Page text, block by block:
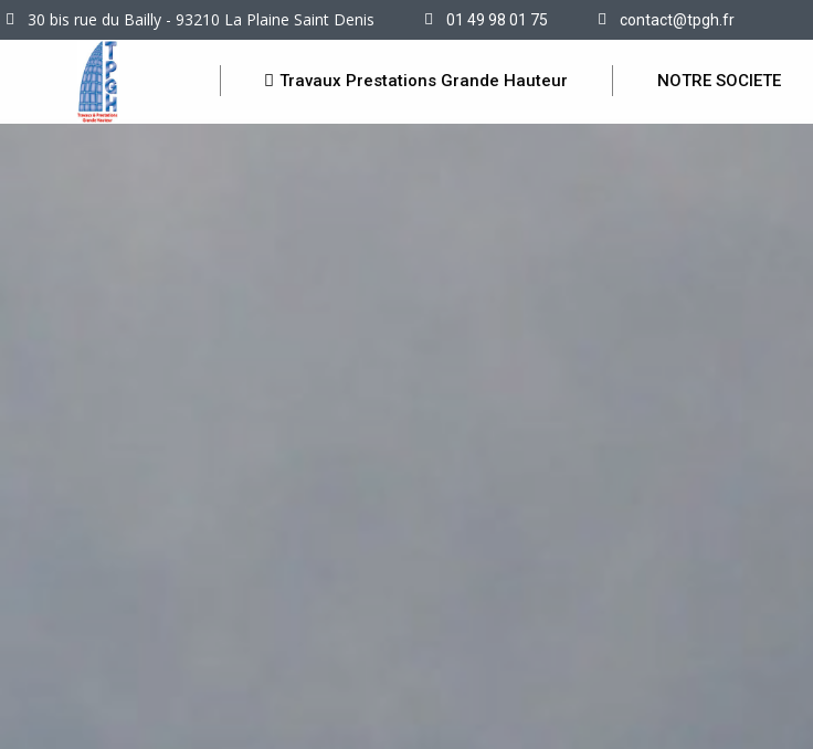
30 bis rue du Bailly - 93210 La Plaine Saint Denis 01 49 98 01 75 contact@tpgh.fr
Travaux Prestations Grande Hauteur NOTRE SOCIETE